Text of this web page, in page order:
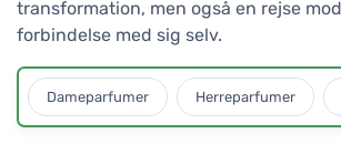
transformation, men også en rejse
forbindelse med sig selv.
Dameparfumer Herreparfumer